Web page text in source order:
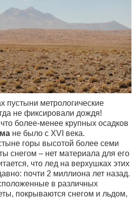
пустыни метрологические
не фиксировали дождя!
более-менее крупных осадков
не было с XVI века.
горы высотой более семи
снегом – нет материала для его
что лед на верхушках этих
почти 2 миллиона лет назад.
в различных
покрываются снегом и льдом,